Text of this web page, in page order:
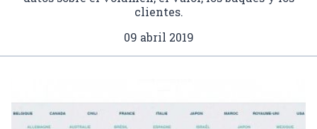
clientes.
09 abril 2019